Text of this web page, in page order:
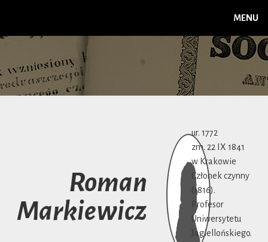
MENU
Roman
Markiewicz
ur. 1772
zm. 22 IX 1841
w Krakowie
Członek czynny
(1816).
Profesor
Uniwersytetu
Jagiellońskiego.